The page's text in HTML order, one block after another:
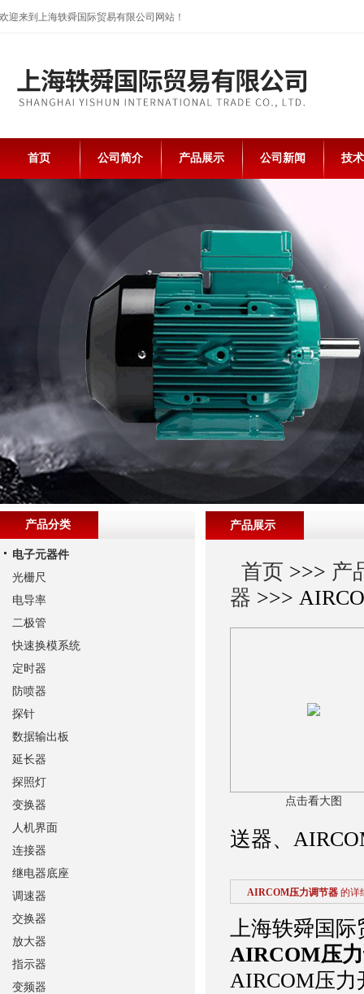
欢迎来到上海轶舜国际贸易有限公司网站！
首页 公司简介 产品展示 公司新闻 技
产品展示
首页 >>> 产
器 >>>
点击看大图
送器、
AIRCOM压力调节器 的详
上海轶舜国际
AIRCOM压
AIRCOM压力
产品分类
电子元器件
光栅尺
电导率
二极管
快速换模系统
定时器
防喷器
探针
数据输出板
延长器
探照灯
变换器
人机界面
连接器
继电器底座
调速器
交换器
放大器
指示器
变频器